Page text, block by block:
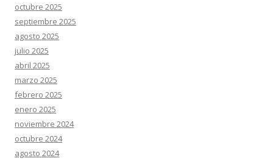
octubre 2025
septiembre 2025
agosto 2025
julio 2025
abril 2025
marzo 2025
febrero 2025
enero 2025
noviembre 2024
octubre 2024
agosto 2024